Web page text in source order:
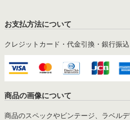
お支払方法について
クレジットカード・代金引換・銀行振
商品の画像について
商品のスペックやビンテージ、ラベル